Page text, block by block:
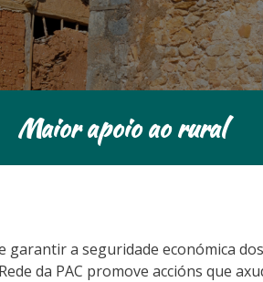
Maior apoio ao rural
a seguridade económica
da PAC promove accións que